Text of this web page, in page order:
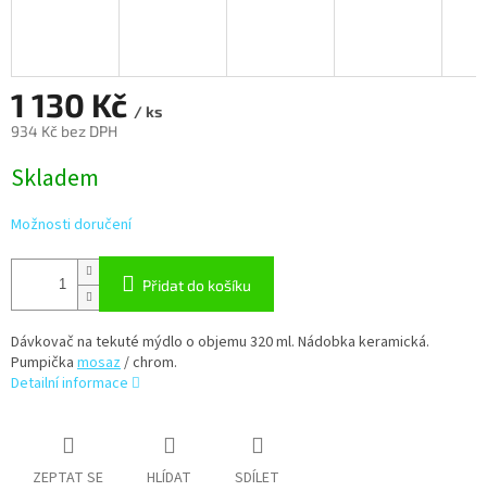
1 130 Kč / ks
934 Kč bez DPH
cena:
Skladem
Možnosti doručení
Přidat do košíku
Dávkovač na tekuté mýdlo o objemu 320 ml. Nádobka keramická.
Pumpička mosaz/ chrom.
Detailní informace
ZEPTAT SE HLÍDAT SDÍLET